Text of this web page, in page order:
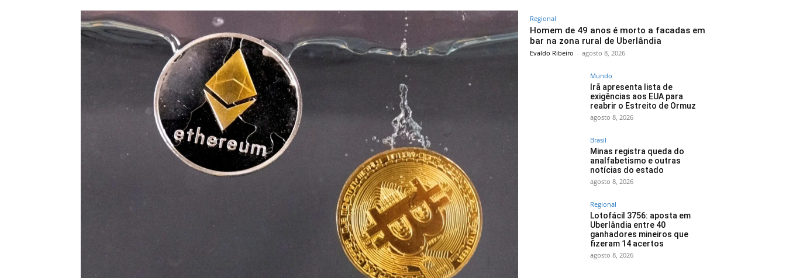
Regional
Homem de 49 anos é morto a facadas em
bar na zona rural de Uberlândia
Evaldo Ribeiro - agosto 8, 2026
Mundo
Irã apresenta lista de
exigências aos EUA para
reabrir o Estreito de Ormuz
agosto 8, 2026
Brasil
Minas registra queda do
analfabetismo e outras
notícias do estado
agosto 8, 2026
Regional
Lotofácil 3756: aposta em
Uberlândia entre 40
ganhadores mineiros que
fizeram 14 acertos
agosto 8, 2026